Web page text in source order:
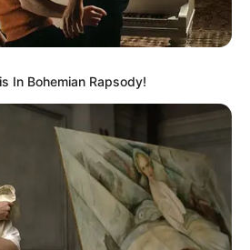
Yet
In Bohemian Rapsody!